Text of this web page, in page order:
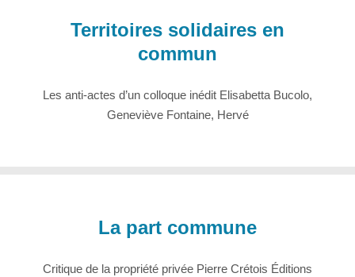
Territoires solidaires en
commun
Les anti-actes d’un colloque inédit Elisabetta Bucolo,
Geneviève Fontaine, Hervé
La part commune
Critique de la propriété privée Pierre Crétois Éditions